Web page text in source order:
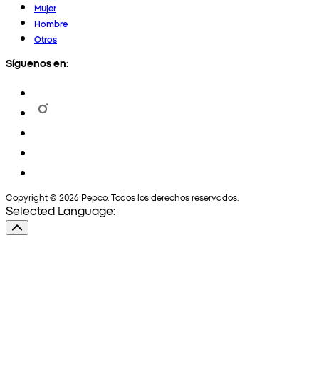
Mujer
Hombre
Otros
Síguenos en:
Copyright © 2026 Pepco. Todos los derechos reservados.
Selected Language: